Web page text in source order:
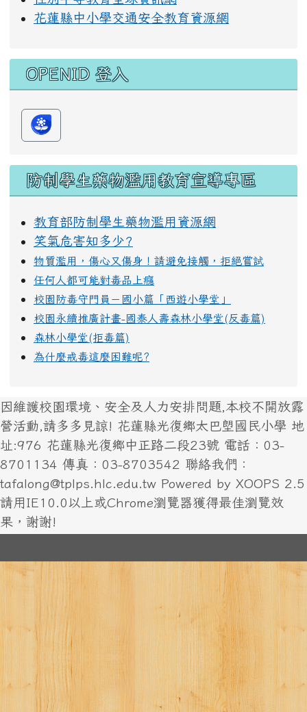
花蓮縣中小學交通安全教育資源網
OPENID 登入
防制學生藥物濫用教育宣導專區
教育部防制學生藥物濫用資源網
笑氣危害知多少?
物質濫用，傷心又傷身！請避免接觸，拒絕嘗試
任何人都可能對毒品上癮
校園防毒守門員－國小篇「西遊小學堂」
校園永續推廣計畫-國泰人壽森林小學堂(反毒篇)
森林小學堂(拒毒篇)
為什麼戒毒這麼困難呢?
因維護校園環境、安全及人力安排問題,本校不開放露
營活動,請多多見諒! 花蓮縣光復鄉太巴塱國民小學 地
址:976 花蓮縣光復鄉中正路二段23號 電話：03-
8701134 傳真：03-8703542 聯絡我們：
tafalong@tplps.hlc.edu.tw Powered by XOOPS 2.5
請用IE10.0以上或Chrome瀏覽器獲得最佳瀏覽效
果，謝謝!